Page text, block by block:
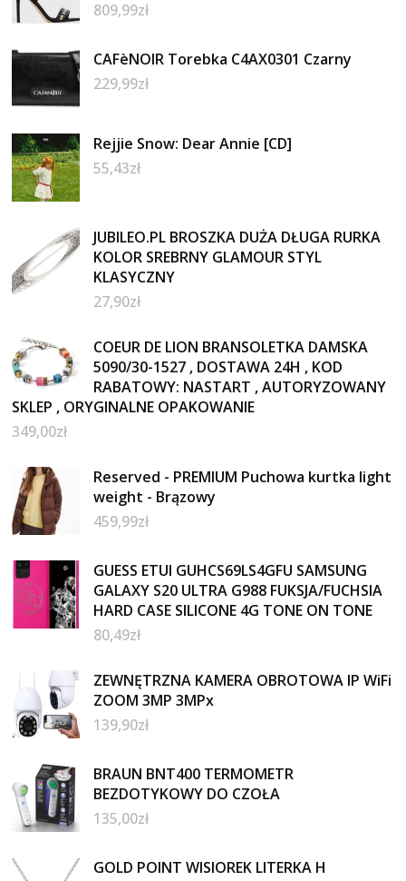
809,99zł
CAFèNOIR Torebka C4AX0301 Czarny
229,99zł
Rejjie Snow: Dear Annie [CD]
55,43zł
JUBILEO.PL BROSZKA DUŻA DŁUGA RURKA
KOLOR SREBRNY GLAMOUR STYL
KLASYCZNY
27,90zł
COEUR DE LION BRANSOLETKA DAMSKA
5090/30-1527 , DOSTAWA 24H , KOD
RABATOWY: NASTART , AUTORYZOWANY
SKLEP , ORYGINALNE OPAKOWANIE
349,00zł
Reserved - PREMIUM Puchowa kurtka light
weight - Brązowy
459,99zł
GUESS ETUI GUHCS69LS4GFU SAMSUNG
GALAXY S20 ULTRA G988 FUKSJA/FUCHSIA
HARD CASE SILICONE 4G TONE ON TONE
80,49zł
ZEWNĘTRZNA KAMERA OBROTOWA IP WiFi
ZOOM 3MP 3MPx
139,90zł
BRAUN BNT400 TERMOMETR
BEZDOTYKOWY DO CZOŁA
135,00zł
GOLD POINT WISIOREK LITERKA H